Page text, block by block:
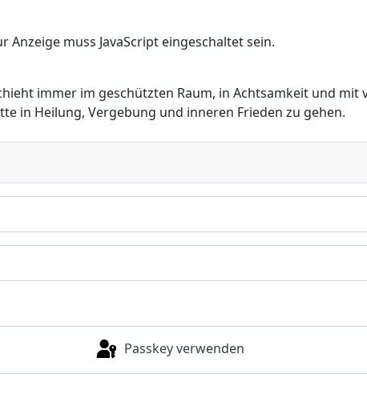
Anzeige muss JavaScript eingeschaltet sein.
immer im geschützten Raum, in Achtsamkeit und
in Heilung, Vergebung und inneren Frieden zu gehen.
Passkey verwenden